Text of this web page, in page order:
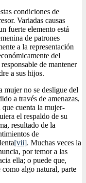
condiciones de
Variadas causas
fuerte elemento está
de patrones
a la representación
del
de mantener
a sus hijos.
mujer no se desligue del
a través de amenazas,
cuenta la mujer-
el respaldo de su
resultado de la
de
[vii]. Muchas veces la
por temor a las
ella; o puede que,
como algo natural, parte